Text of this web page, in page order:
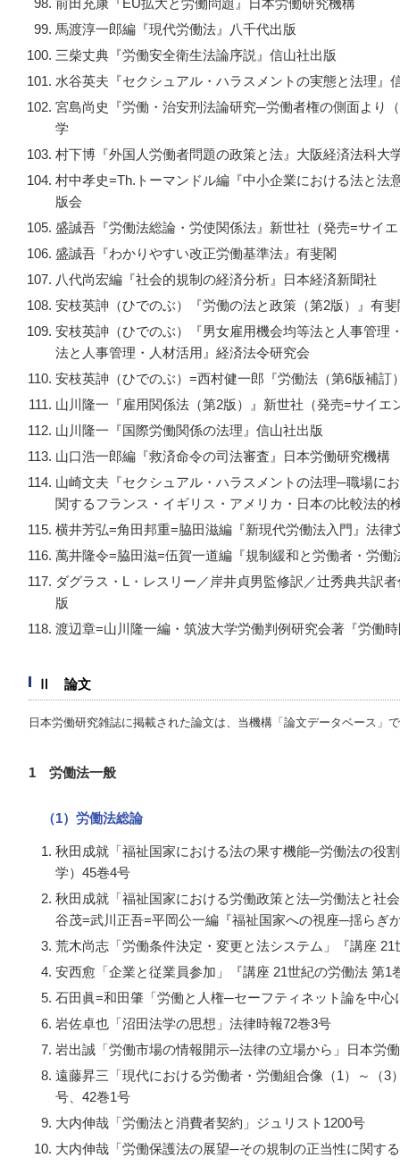
馬渡淳一郎編『現代労働法』八千代出版
三柴丈典『労働安全衛生法論序説』信山社出版
水谷英夫『セクシュアル・ハラスメントの実態と法理』
宮島尚史『労働・治安刑法論研究─労働者権の側面より
学
村下博『外国人労働者問題の政策と法』大阪経済法科大
村中孝史=Th.トーマンドル編『中小企業における法と法
版会
盛誠吾『労働法総論・労使関係法』新世社（発売=サイ
盛誠吾『わかりやすい改正労働基準法』有斐閣
八代尚宏編『社会的規制の経済分析』日本経済新聞社
安枝英訷（ひでのぶ）『労働の法と政策（第2版）』有斐
安枝英訷（ひでのぶ）『男女雇用機会均等法と人事管理
法と人事管理・人材活用』経済法令研究会
安枝英訷（ひでのぶ）=西村健一郎『労働法（第6版補訂
山川隆一『雇用関係法（第2版）』新世社（発売=サイエ
山川隆一『国際労働関係の法理』信山社出版
山口浩一郎編『救済命令の司法審査』日本労働研究機構
山崎文夫『セクシュアル・ハラスメントの法理─職場に
関するフランス・イギリス・アメリカ・日本の比較法的
横井芳弘=角田邦重=脇田滋編『新現代労働法入門』法律
萬井隆令=脇田滋=伍賀一道編『規制緩和と労働者・労働
ダグラス・L・レスリー／岸井貞男監修訳／辻秀典共訳
版
渡辺章=山川隆一編・筑波大学労働判例研究会著『労働
Ⅱ 論文
日本労働研究雑誌に掲載された論文は、当機構「論文データベース」
1 労働法一般
（1）労働法総論
秋田成就「福祉国家における法の果す機能─労働法の役
学）45巻4号
秋田成就「福祉国家における労働政策と法─労働法と社
谷茂=武川正吾=平岡公一編『福祉国家への視座─揺らぎ
荒木尚志「労働条件決定・変更と法システム」『講座 21
安西愈「企業と従業員参加」『講座 21世紀の労働法 第1
石田眞=和田肇「労働と人権─セーフティネット論を中心
岩佐卓也「沼田法学の思想」法律時報72巻3号
岩出誠「労働市場の情報開示─法律の立場から」日本労
遠藤昇三「現代における労働者・労働組合像（1）～（3
号、42巻1号
大内伸哉「労働法と消費者契約」ジュリスト1200号
大内伸哉「労働保護法の展望─その規制の正当性に関す